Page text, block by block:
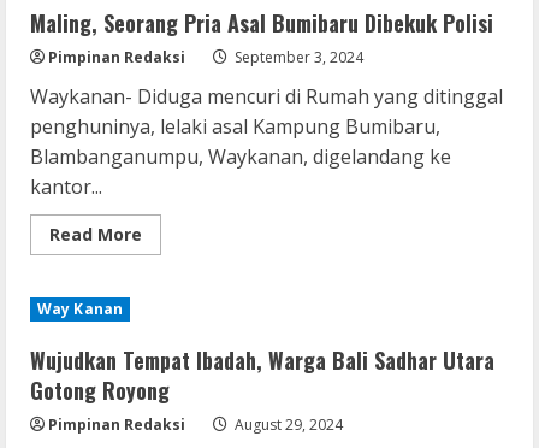
Maling, Seorang Pria Asal Bumibaru Dibekuk Polisi
Pimpinan Redaksi September 3, 2024
Waykanan- Diduga mencuri di Rumah yang ditinggal
penghuninya, lelaki asal Kampung Bumibaru,
Blambanganumpu, Waykanan, digelandang ke
kantor...
Read More
more
Bumibaru
Dibekuk
Polisi
Way Kanan
Wujudkan Tempat Ibadah, Warga Bali Sadhar Utara
Gotong Royong
Pimpinan Redaksi August 29, 2024